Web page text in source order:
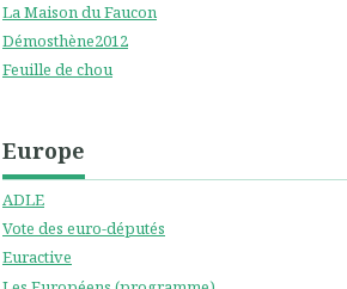
La Maison du Faucon
Démosthène2012
Feuille de chou
Europe
ADLE
Vote des euro-députés
Euractive